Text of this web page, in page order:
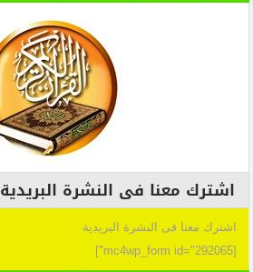
اشترك معنا فى النشرة البريدية
اشترك معنا فى النشرة البريدية
[mc4wp_form id="292065"]